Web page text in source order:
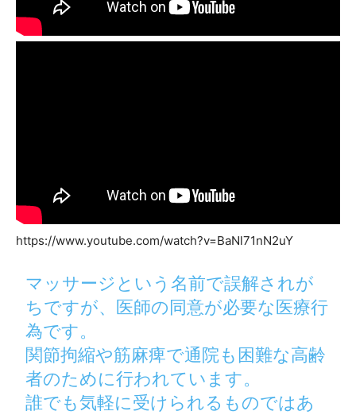
https://www.youtube.com/watch?v=BaNl71nN2uY
マッサージという名前で誤解されが
ちですが、医師の同意が必要な医療行
為です。
関節拘縮や筋麻痺で通院も困難な高齢
者のために行われています。
誰でも気軽に受けられるものではあ